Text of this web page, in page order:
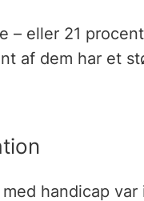
– eller 21
af dem har et
handicap